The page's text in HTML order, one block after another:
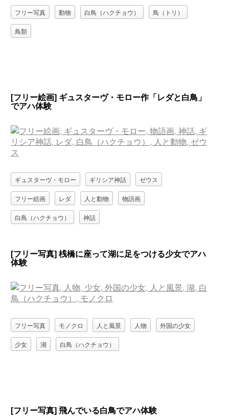
フリー写真 動物 白鳥（ハクチョウ） 鳥（トリ）
鳥類
[フリー絵画] ギュスターヴ・モロー作「レダと白鳥」
でアハ体験
ギュスターヴ・モロー ギリシア神話 ゼウス
フリー絵画 レダ 人と動物 物語画
白鳥（ハクチョウ） 神話
[フリー写真] 桟橋に座って湖に足をつける少女でアハ
体験
フリー写真 モノクロ 人と風景 人物 外国の少女
少女 湖 白鳥（ハクチョウ）
[フリー写真] 飛んでいる白鳥でアハ体験